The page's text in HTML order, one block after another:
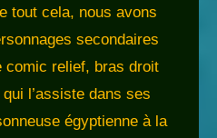
tout cela, nous avons
secondaires
comic relief, bras droit
qui l’assiste dans ses
égyptienne à la